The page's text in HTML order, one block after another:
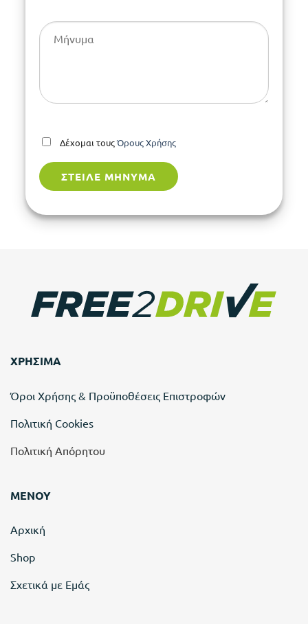
Δέχομαι τουςΌρους Χρήσης
ΧΡΗΣΙΜΑ
Όροι Χρήσης & Προϋποθέσεις Επιστροφών
Πολιτική Cookies
Πολιτική Απόρητου
ΜΕΝΟΥ
Αρχική
Shop
Σχετικά με Εμάς